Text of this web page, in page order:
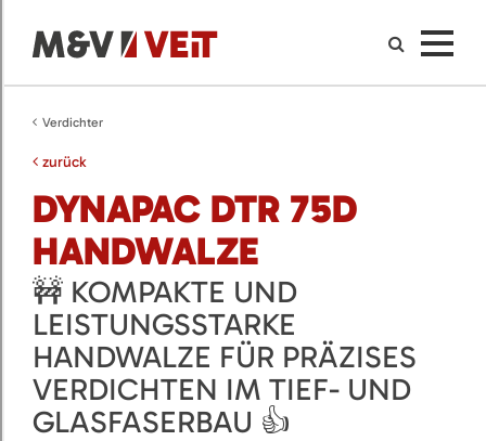
Verdichter
zurück
DYNAPAC DTR 75D
HANDWALZE
🚧 KOMPAKTE UND
LEISTUNGSSTARKE
HANDWALZE FÜR PRÄZISES
VERDICHTEN IM TIEF- UND
GLASFASERBAU 👍